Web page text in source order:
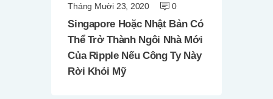
Tháng Mười 23, 2020 0
Singapore Hoặc Nhật Bản Có
Thể Trở Thành Ngôi Nhà Mới
Của Ripple Nếu Công Ty Này
Rời Khỏi Mỹ